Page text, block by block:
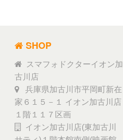
SHOP
スマフォドクターイオン加
古川店
兵庫県加古川市平岡町新在
家６１５－１ イオン加古川店
１階１１７区画
イオン加古川店(東加古川